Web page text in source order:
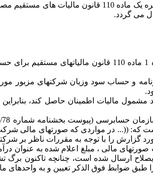
می گردد.
1-1- هدف از تدوین این دستورالعمل، ارایه راه کارهای اجرایی برای تعیین درآمد مشمول مالیات
مقرر می دارد: ((... در صورتی که دفاتر و ترازنامه و حساب سود
صحت درآمد مشمول مالیات اطمینان حاصل کند،
است که: ((... در مواردی که صورتهای مالی
گزارش را با توجه به مقررات ناظر بر
مالی ، مبلغ اعلام شده به عنوان
ارسال شده است، چنانچه تاکنون
فوق الذکر تعیین و به واحدهای